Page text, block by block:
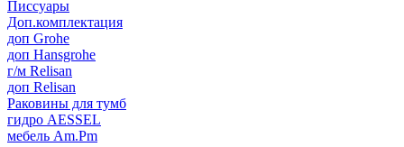
Писсуары
Доп.комплектация
доп Grohe
доп Hansgrohe
г/м Relisan
доп Relisan
Раковины для тумб
гидро AESSEL
мебель Am.Pm